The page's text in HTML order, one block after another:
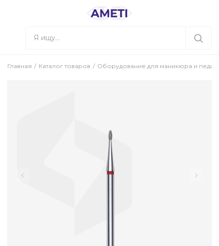
Главная Каталог товаров Оборудование для маникюра и